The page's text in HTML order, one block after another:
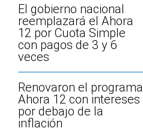
El gobierno nacional
reemplazará el Ahora
12 por Cuota Simple
con pagos de 3 y 6
veces
Renovaron el programa
Ahora 12 con intereses
por debajo de la
inflación